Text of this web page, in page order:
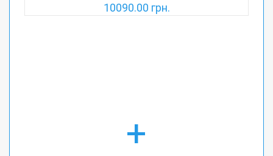
10090.00 грн.
+